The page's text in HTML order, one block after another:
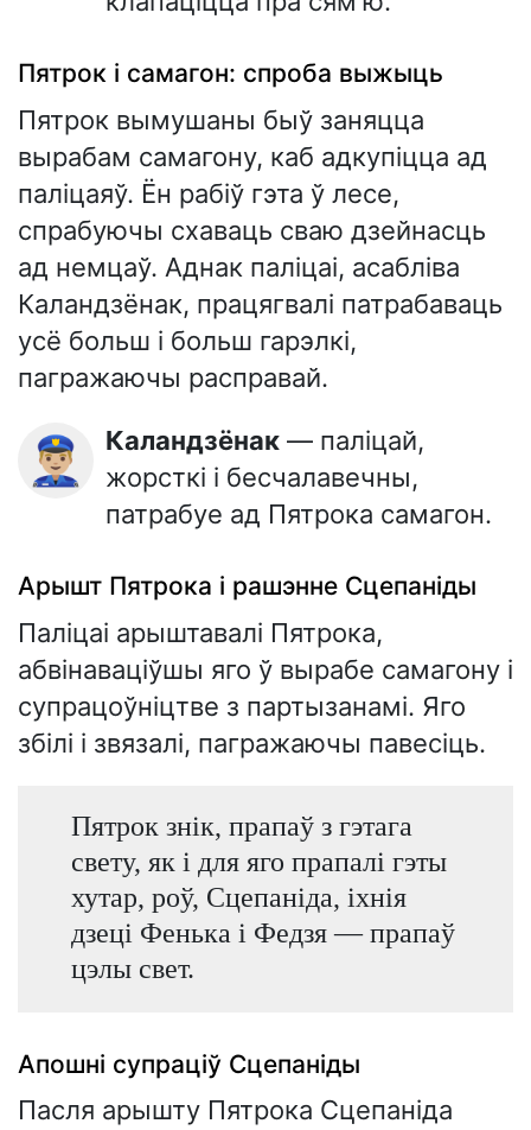
Пятрок і самагон: спроба выжыць
Пятрок вымушаны быў заняцца
вырабам самагону, каб адкупіцца ад
паліцаяў. Ён рабіў гэта ў лесе,
спрабуючы схаваць сваю дзейнасць
ад немцаў. Аднак паліцаі, асабліва
Каландзёнак, працягвалі патрабаваць
усё больш і больш гарэлкі,
пагражаючы расправай.
👮🏼‍♂️ Каландзёнак — паліцай,
жорсткі і бесчалавечны,
патрабуе ад Пятрока самагон.
Арышт Пятрока і рашэнне Сцепаніды
Паліцаі арыштавалі Пятрока,
абвінаваціўшы яго ў вырабе самагону і
супрацоўніцтве з партызанамі. Яго
збілі і звязалі, пагражаючы павесіць.
Пятрок знік, прапаў з гэтага
свету, як і для яго прапалі гэты
хутар, роў, Сцепаніда, іхнія
дзеці Фенька і Федзя — прапаў
цэлы свет.
Апошні супраціў Сцепаніды
Пасля арышту Пятрока Сцепаніда